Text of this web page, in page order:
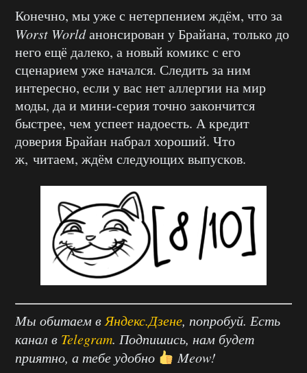
Конечно, мы уже с нетерпением ждём, что за
Worst Worldанонсирован у Брайана, только до
него ещё далеко, а новый комикс с его
сценарием уже начался. Следить за ним
интересно, если у вас нет аллергии на мир
моды, да и мини-серия точно закончится
быстрее, чем успеет надоесть. А кредит
доверия Брайан набрал хороший. Что
ж, читаем, ждём следующих выпусков.
Мы обитаем в Яндекс.Дзене, попробуй. Есть
канал в Telegram. Подпишись, нам будет
приятно, а тебе удобно
Meow!